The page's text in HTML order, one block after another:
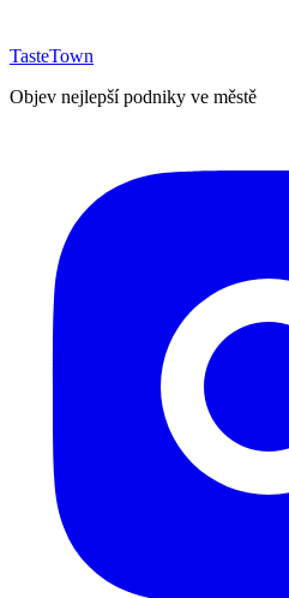
TasteTown
Objev nejlepší podniky ve městě